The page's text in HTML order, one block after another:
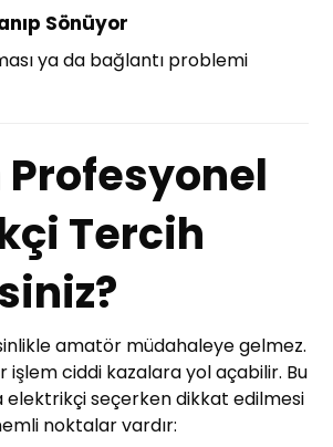
Sönüyor
ya da bağlantı problemi
Profesyonel
Tercih
amatör müdahaleye gelmez.
işlem ciddi kazalara yol açabilir. Bu
elektrikçi seçerken dikkat edilmesi
noktalar vardır: